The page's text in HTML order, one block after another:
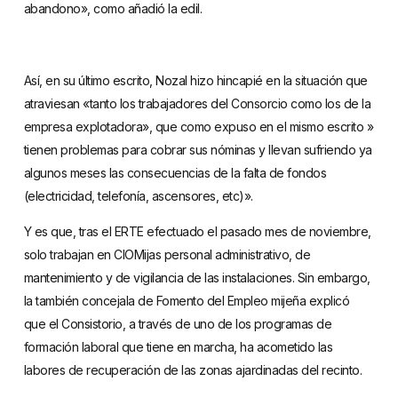
abandono», como añadió la edil.
Así, en su último escrito, Nozal hizo hincapié en la situación que
atraviesan «tanto los trabajadores del Consorcio como los de la
empresa explotadora», que como expuso en el mismo escrito »
tienen problemas para cobrar sus nóminas y llevan sufriendo ya
algunos meses las consecuencias de la falta de fondos
(electricidad, telefonía, ascensores, etc)».
Y es que, tras el ERTE efectuado el pasado mes de noviembre,
solo trabajan en CIOMijas personal administrativo, de
mantenimiento y de vigilancia de las instalaciones. Sin embargo,
la también concejala de Fomento del Empleo mijeña explicó
que el Consistorio, a través de uno de los programas de
formación laboral que tiene en marcha, ha acometido las
labores de recuperación de las zonas ajardinadas del recinto.